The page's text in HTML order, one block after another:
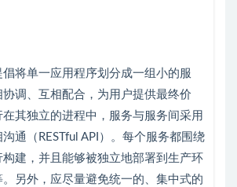
将单一应用程序划分成一组小的服
调、互相配合，为用户提供最终价
其独立的进程中，服务与服务间采用
通（RESTful API）。每个服务都围绕
建，并且能够被独立地部署到生产环
另外，应尽量避免统一的、集中式的